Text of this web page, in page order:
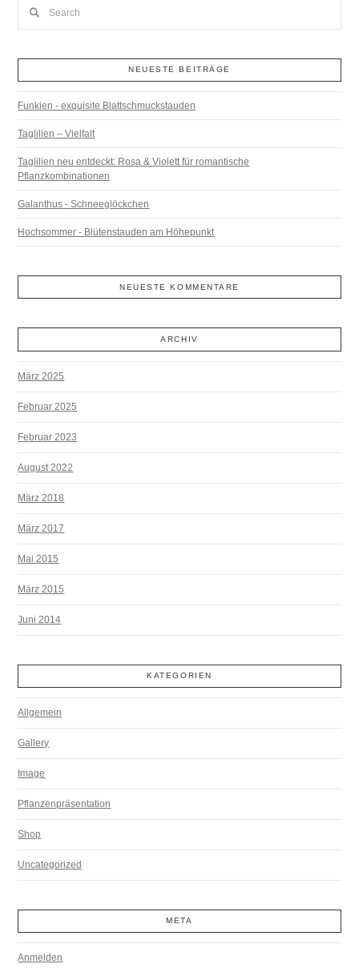
NEUESTE BEITRÄGE
Funkien - exquisite Blattschmuckstauden
Taglilien – Vielfalt
Taglilien neu entdeckt: Rosa & Violett für romantische
Pflanzkombinationen
Galanthus - Schneeglöckchen
Hochsommer - Blütenstauden am Höhepunkt
NEUESTE KOMMENTARE
ARCHIV
März 2025
Februar 2025
Februar 2023
August 2022
März 2018
März 2017
Mai 2015
März 2015
Juni 2014
KATEGORIEN
Allgemein
Gallery
Image
Pflanzenpräsentation
Shop
Uncategorized
META
Anmelden